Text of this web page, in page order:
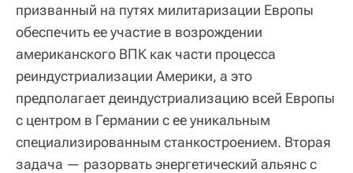
призванный на путях милитаризации Европы
обеспечить ее участие в возрождении
американского ВПК как части процесса
реиндустриализации Америки, а это
предполагает деиндустриализацию всей Европы
с центром в Германии с ее уникальным
специализированным станкостроением. Вторая
задача — разорвать энергетический альянс с